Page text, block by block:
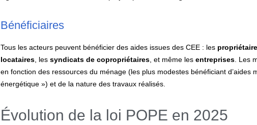
Bénéficiaires
Tous les acteurs peuvent bénéficier des aides issues des CEE : les
locataires, les syndicats de copropriétaires, et même les entreprises. Les
en fonction des ressources du ménage (les plus modestes bénéficiant d’aides
énergétique ») et de la nature des travaux réalisés.
Évolution de la loi POPE en 2025